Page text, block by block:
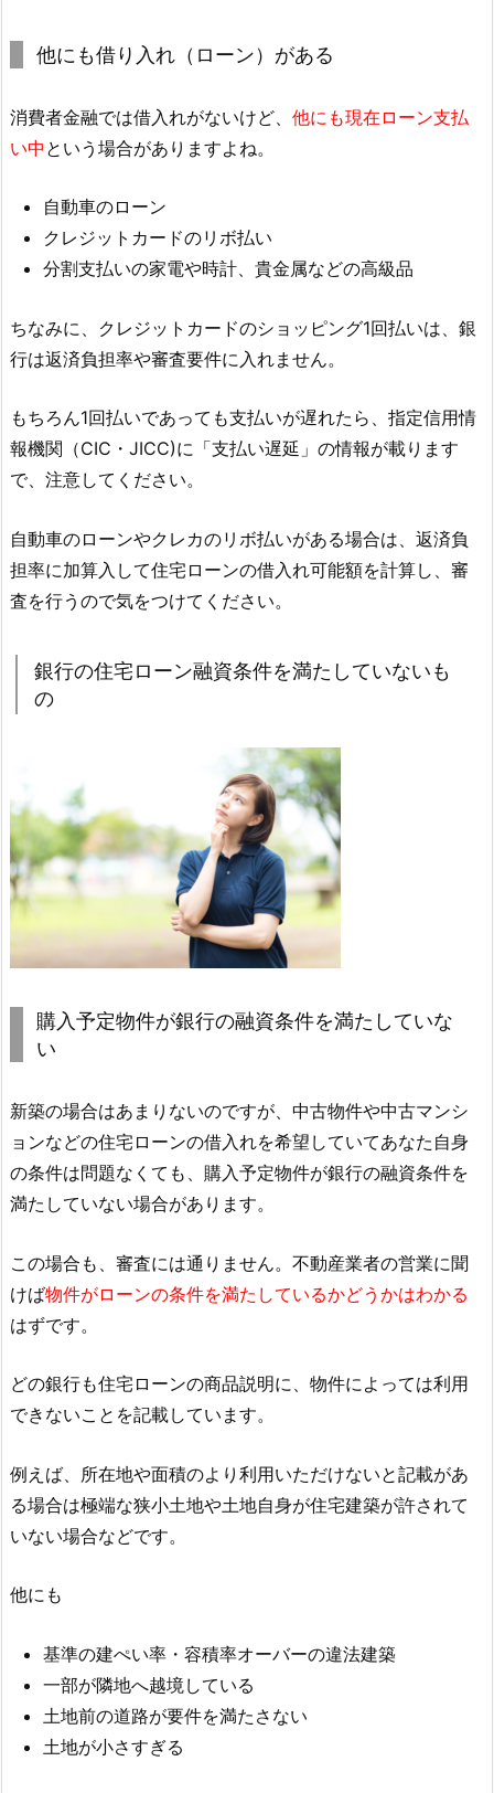
他にも借り入れ（ローン）がある
消費者金融では借入れがないけど、 他にも現在ローン支払
い中 という場合がありますよね。
自動車のローン
クレジットカードのリボ払い
分割支払いの家電や時計、貴金属などの高級品
ちなみに、クレジットカードのショッピング1回払いは、銀
行は返済負担率や審査要件に入れません。
もちろん1回払いであっても支払いが遅れたら、指定信用情
報機関（CIC・JICC)に「支払い遅延」の情報が載ります
で、注意してください。
自動車のローンやクレカのリボ払いがある場合は、返済負
担率に加算入して住宅ローンの借入れ可能額を計算し、審
査を行うので気をつけてください。
銀行の住宅ローン融資条件を満たしていないも
の
購入予定物件が銀行の融資条件を満たしていな
い
新築の場合はあまりないのですが、中古物件や中古マンシ
ョンなどの住宅ローンの借入れを希望していてあなた自身
の条件は問題なくても、購入予定物件が銀行の融資条件を
満たしていない場合があります。
この場合も、審査には通りません。不動産業者の営業に聞
けば物件がローンの条件を満たしているかどうかはわかる
はずです。
どの銀行も住宅ローンの商品説明に、物件によっては利用
できないことを記載しています。
例えば、所在地や面積のより利用いただけないと記載があ
る場合は極端な狭小土地や土地自身が住宅建築が許されて
いない場合などです。
他にも
基準の建ぺい率・容積率オーバーの違法建築
一部が隣地へ越境している
土地前の道路が要件を満たさない
土地が小さすぎる